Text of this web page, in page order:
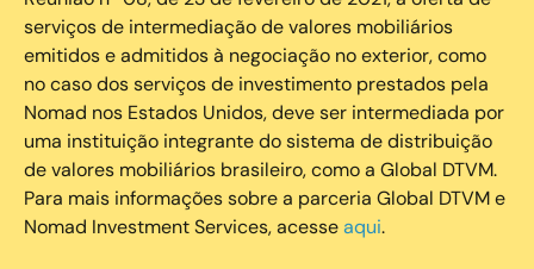
serviços de intermediação de valores mobiliários
emitidos e admitidos à negociação no exterior, como
no caso dos serviços de investimento prestados pela
Nomad nos Estados Unidos, deve ser intermediada por
uma instituição integrante do sistema de distribuição
de valores mobiliários brasileiro, como a Global DTVM.
Para mais informações sobre a parceria Global DTVM e
Nomad Investment Services, acesseaqui.